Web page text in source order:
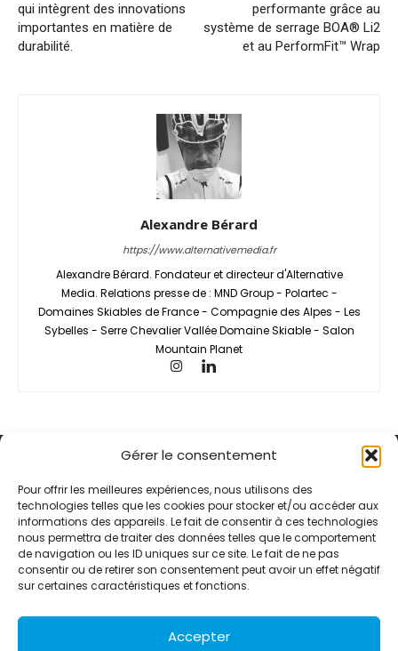
Gérer le consentement
Pour offrir les meilleures expériences, nous utilisons des
technologies telles que les cookies pour stocker et/ou accéder aux
informations des appareils. Le fait de consentir à ces technologies
nous permettra de traiter des données telles que le comportement
de navigation ou les ID uniques sur ce site. Le fait de ne pas
consentir ou de retirer son consentement peut avoir un effet négatif
sur certaines caractéristiques et fonctions.
Accepter
qui intègrent des innovations
importantes en matière de
durabilité.
performante grâce au
système de serrage BOA® Li2
et au PerformFit™ Wrap
Alexandre Bérard
https://www.alternativemedia.fr
Alexandre Bérard. Fondateur et directeur d'Alternative
Media. Relations presse de : MND Group - Polartec -
Domaines Skiables de France - Compagnie des Alpes - Les
Sybelles - Serre Chevalier Vallée Domaine Skiable - Salon
Mountain Planet
Alternative Média est une agence de relations presse et de
relations publiques basée à Grenoble. Depuis 1995, elle conçoit et
pilote des stratégies de visibilité en France et à l’international
grâce à un réseau d’agences partenaires.